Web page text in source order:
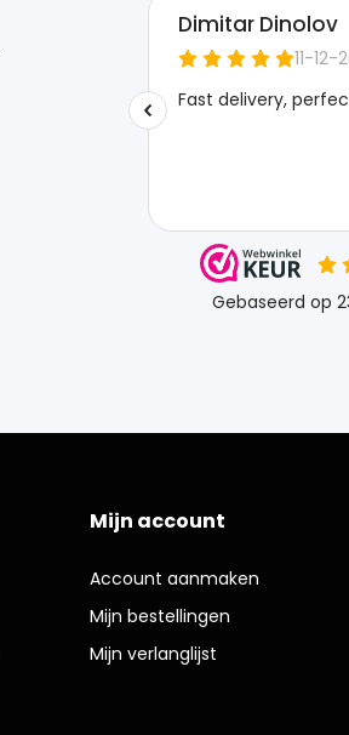
Mijn account
Account aanmaken
Mijn bestellingen
Mijn verlanglijst